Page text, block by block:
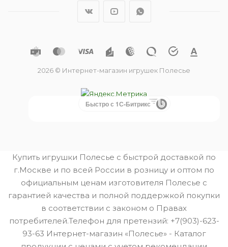
2026 © Интернет-магазин игрушек Полесье
Быстро с 1С-Битрикс
Купить игрушки Полесье с быстрой доставкой по
г.Москве и по всей России в розницу и оптом по
официальным ценам изготовителя Полесье с
гарантией качества и полной поддержкой покупки
в соответствии с законом о Правах
потребителей.Телефон для претензий: +7(903)-623-
93-63 Интернет-магазин «Полесье» - Каталог